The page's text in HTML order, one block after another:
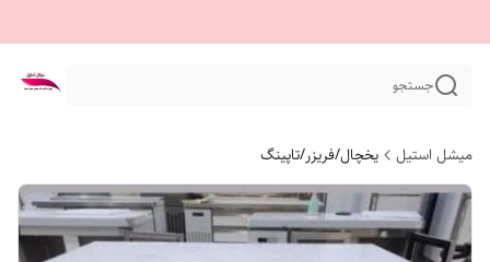
جستجو
میشل استیل یخچال/فریزر/تاپینگ